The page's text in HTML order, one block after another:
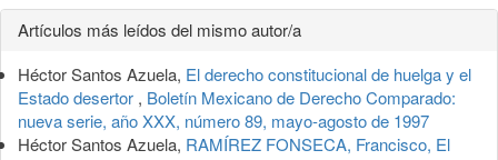
Detalles
del
artículo
Artículos más leídos del mismo autor/a
Héctor Santos Azuela, El derecho constitucional de huelga y el
Estado desertor , Boletín Mexicano de Derecho Comparado:
nueva serie, año XXX, número 89, mayo-agosto de 1997
Héctor Santos Azuela, RAMÍREZ FONSECA, Francisco, El